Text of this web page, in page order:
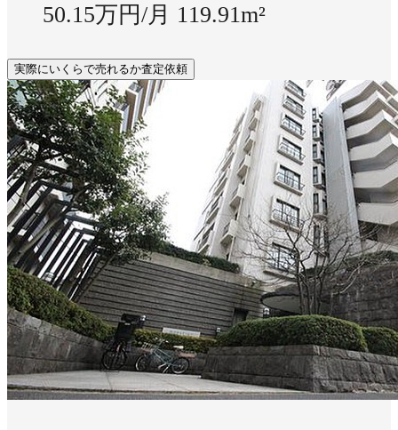
50.15万円/月 119.91m²
実際にいくらで売れるか査定依頼